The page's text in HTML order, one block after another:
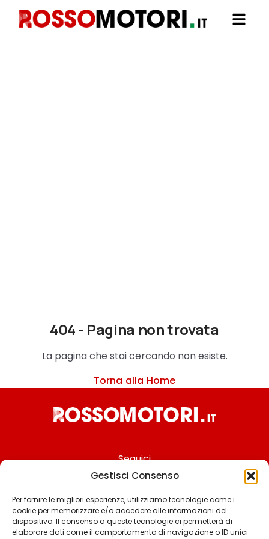
Gestisci Consenso
Per fornire le migliori esperienze, utilizziamo tecnologie come i
cookie per memorizzare e/o accedere alle informazioni del
dispositivo. Il consenso a queste tecnologie ci permetterà di
elaborare dati come il comportamento di navigazione o ID unici
404 - Pagina non trovata
La pagina che stai cercando non esiste.
Torna alla Home
Seguici
Chi siamo